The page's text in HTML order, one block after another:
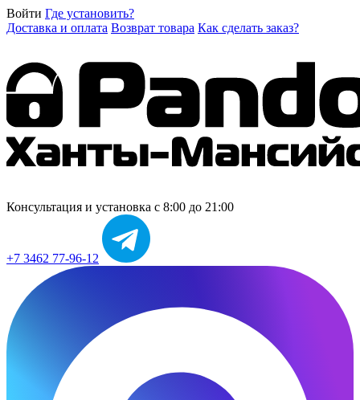
Войти Где установить?
Доставка и оплата Возврат товара Как сделать заказ?
Консультация и установка с 8:00 до 21:00
+7 3462 77-96-12